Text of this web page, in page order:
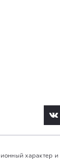
характер и